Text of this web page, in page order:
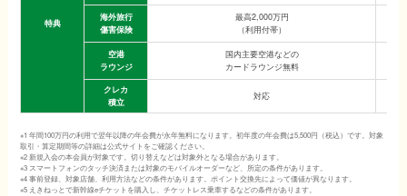
特典
海外旅行
傷害保険
最高2,000万円
（利用付帯）
空港
ラウンジ
国内主要空港などの
カードラウンジ無料
クレカ
積立
対応
※1 年間100万円の利用で翌年以降の年会費が永年無料になります。初年度の年会費は5,500円（税込）です。対象
取引・算定期間等の詳細は公式サイトをご確認ください。
※2 新規入会の本会員が対象です。切り替えなどは対象外となる場合があります。
※3 スマートフォンのタッチ決済または対象のモバイルオーダーなど、所定の条件があります。
※4 事前登録、対象店舗、利用方法などの条件があります。ポイント交換先によって価値が異なります。
※5 えきねっとで新幹線eチケットを購入し、チケットレス乗車するなどの条件があります。